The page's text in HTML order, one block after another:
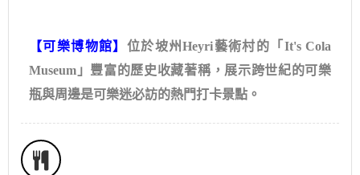
【可樂博物館】 位於坡州Heyri藝術村的「It's Cola
Museum」豐富的歷史收藏著稱，展示跨世紀的可樂
瓶與周邊是可樂迷必訪的熱門打卡景點。